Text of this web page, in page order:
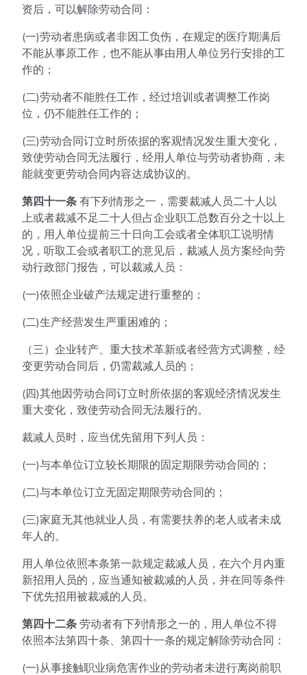
资后，可以解除劳动合同：
(一)劳动者患病或者非因工负伤，在规定的医疗期满后
不能从事原工作，也不能从事由用人单位另行安排的工
作的；
(二)劳动者不能胜任工作，经过培训或者调整工作岗
位，仍不能胜任工作的；
(三)劳动合同订立时所依据的客观情况发生重大变化，
致使劳动合同无法履行，经用人单位与劳动者协商，未
能就变更劳动合同内容达成协议的。
第四十一条 有下列情形之一，需要裁减人员二十人以
上或者裁减不足二十人但占企业职工总数百分之十以上
的，用人单位提前三十日向工会或者全体职工说明情
况，听取工会或者职工的意见后，裁减人员方案经向劳
动行政部门报告，可以裁减人员：
(一)依照企业破产法规定进行重整的；
(二)生产经营发生严重困难的；
（三）企业转产、重大技术革新或者经营方式调整，经
变更劳动合同后，仍需裁减人员的；
(四)其他因劳动合同订立时所依据的客观经济情况发生
重大变化，致使劳动合同无法履行的。
裁减人员时，应当优先留用下列人员：
(一)与本单位订立较长期限的固定期限劳动合同的；
(二)与本单位订立无固定期限劳动合同的；
(三)家庭无其他就业人员，有需要扶养的老人或者未成
年人的。
用人单位依照本条第一款规定裁减人员，在六个月内重
新招用人员的，应当通知被裁减的人员，并在同等条件
下优先招用被裁减的人员。
第四十二条 劳动者有下列情形之一的，用人单位不得
依照本法第四十条、第四十一条的规定解除劳动合同：
(一)从事接触职业病危害作业的劳动者未进行离岗前职